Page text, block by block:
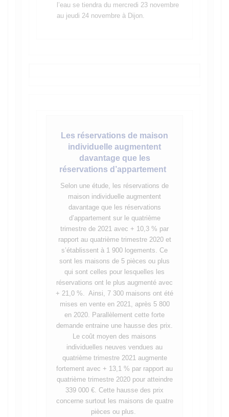
l’eau se tiendra du mercredi 23 novembre
au jeudi 24 novembre à Dijon.
Les réservations de maison
individuelle augmentent
davantage que les
réservations d’appartement
Selon une étude, les réservations de
maison individuelle augmentent
davantage que les réservations
d’appartement sur le quatrième
trimestre de 2021 avec + 10,3 % par
rapport au quatrième trimestre 2020 et
s’établissent à 1 900 logements. Ce
sont les maisons de 5 pièces ou plus
qui sont celles pour lesquelles les
réservations ont le plus augmenté avec
+ 21,0 %. Ainsi, 7 300 maisons ont été
mises en vente en 2021, après 5 800
en 2020. Parallèlement cette forte
demande entraine une hausse des prix.
Le coût moyen des maisons
individuelles neuves vendues au
quatrième trimestre 2021 augmente
fortement avec + 13,1 % par rapport au
quatrième trimestre 2020 pour atteindre
339 000 €. Cette hausse des prix
concerne surtout les maisons de quatre
pièces ou plus.